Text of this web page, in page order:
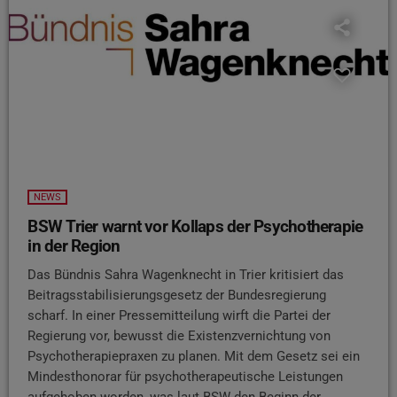
NEWS
BSW Trier warnt vor Kollaps der Psychotherapie
in der Region
Das Bündnis Sahra Wagenknecht in Trier kritisiert das
Beitragsstabilisierungsgesetz der Bundesregierung
scharf. In einer Pressemitteilung wirft die Partei der
Regierung vor, bewusst die Existenzvernichtung von
Psychotherapiepraxen zu planen. Mit dem Gesetz sei ein
Mindesthonorar für psychotherapeutische Leistungen